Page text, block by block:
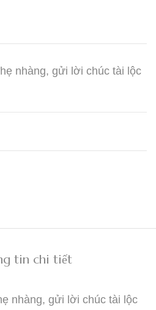
nhàng, gửi lời chúc tài lộc
tin chi tiết
nhàng, gửi lời chúc tài lộc